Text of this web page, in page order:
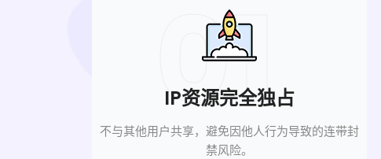
01
IP资源完全独占
不与其他用户共享，避免因他人行为导致的连带封
禁风险。